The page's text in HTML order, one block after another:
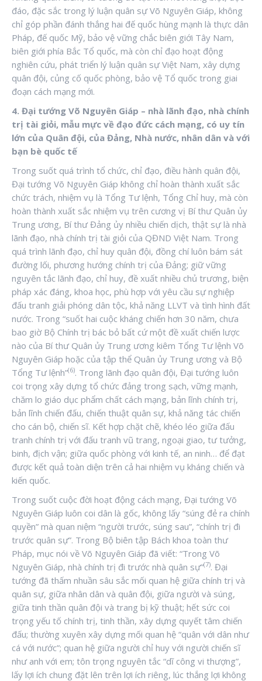
đáo, đặc sắc trong lý luận quân sự Võ Nguyên Giáp, không
chỉ góp phần đánh thắng hai đế quốc hùng mạnh là thực dân
Pháp, đế quốc Mỹ, bảo vệ vững chắc biên giới Tây Nam,
biên giới phía Bắc Tổ quốc, mà còn chỉ đạo hoạt động
nghiên cứu, phát triển lý luận quân sự Việt Nam, xây dựng
quân đội, củng cố quốc phòng, bảo vệ Tổ quốc trong giai
đoạn cách mạng mới.
4. Đại tướng Võ Nguyên Giáp – nhà lãnh đạo, nhà chính
trị tài giỏi, mẫu mực về đạo đức cách mạng, có uy tín
lớn của Quân đội, của Đảng, Nhà nước, nhân dân và với
bạn bè quốc tế
Trong suốt quá trình tổ chức, chỉ đạo, điều hành quân đội,
Đại tướng Võ Nguyên Giáp không chỉ hoàn thành xuất sắc
chức trách, nhiệm vụ là Tổng Tư lệnh, Tổng Chỉ huy, mà còn
hoàn thành xuất sắc nhiệm vụ trên cương vị Bí thư Quân ủy
Trung ương, Bí thư Đảng ủy nhiều chiến dịch, thật sự là nhà
lãnh đạo, nhà chính trị tài giỏi của QĐND Việt Nam. Trong
quá trình lãnh đạo, chỉ huy quân đội, đồng chí luôn bám sát
đường lối, phương hướng chính trị của Đảng; giữ vững
nguyên tắc lãnh đạo, chỉ huy, đề xuất nhiều chủ trương, biện
pháp xác đáng, khoa học, phù hợp với yêu cầu sự nghiệp
đấu tranh giải phóng dân tộc, khả năng LLVT và tình hình đất
nước. Trong “suốt hai cuộc kháng chiến hơn 30 năm, chưa
bao giờ Bộ Chính trị bác bỏ bất cứ một đề xuất chiến lược
nào của Bí thư Quân ủy Trung ương kiêm Tổng Tư lệnh Võ
Nguyên Giáp hoặc của tập thể Quân ủy Trung ương và Bộ
Tổng Tư lệnh”(6). Trong lãnh đạo quân đội, Đại tướng luôn
coi trọng xây dựng tổ chức đảng trong sạch, vững mạnh,
chăm lo giáo dục phẩm chất cách mạng, bản lĩnh chính trị,
bản lĩnh chiến đấu, chiến thuật quân sự, khả năng tác chiến
cho cán bộ, chiến sĩ. Kết hợp chặt chẽ, khéo léo giữa đấu
tranh chính trị với đấu tranh vũ trang, ngoại giao, tư tưởng,
binh, địch vận; giữa quốc phòng với kinh tế, an ninh… để đạt
được kết quả toàn diện trên cả hai nhiệm vụ kháng chiến và
kiến quốc.
Trong suốt cuộc đời hoạt động cách mạng, Đại tướng Võ
Nguyên Giáp luôn coi dân là gốc, không lấy “súng đẻ ra chính
quyền” mà quan niệm “người trước, súng sau”, “chính trị đi
trước quân sự”. Trong Bộ biên tập Bách khoa toàn thư
Pháp, mục nói về Võ Nguyên Giáp đã viết: “Trong Võ
Nguyên Giáp, nhà chính trị đi trước nhà quân sự”(7). Đại
tướng đã thấm nhuần sâu sắc mối quan hệ giữa chính trị và
quân sự, giữa nhân dân và quân đội, giữa người và súng,
giữa tinh thần quân đội và trang bị kỹ thuật; hết sức coi
trọng yếu tố chính trị, tinh thần, xây dựng quyết tâm chiến
đấu; thường xuyên xây dựng mối quan hệ “quân với dân như
cá với nước”; quan hệ giữa người chỉ huy với người chiến sĩ
như anh với em; tôn trọng nguyên tắc “dĩ công vi thượng”,
lấy lợi ích chung đặt lên trên lợi ích riêng, lúc thắng lợi không